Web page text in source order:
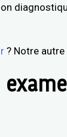
? Notre